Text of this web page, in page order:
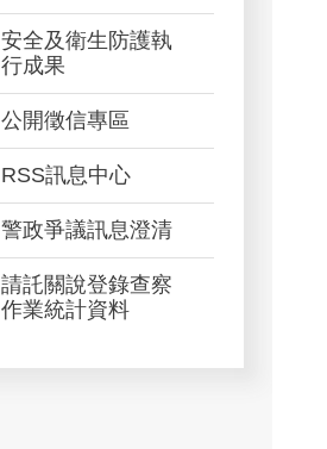
安全及衛生防護執
行成果
公開徵信專區
RSS訊息中心
警政爭議訊息澄清
請託關說登錄查察
作業統計資料